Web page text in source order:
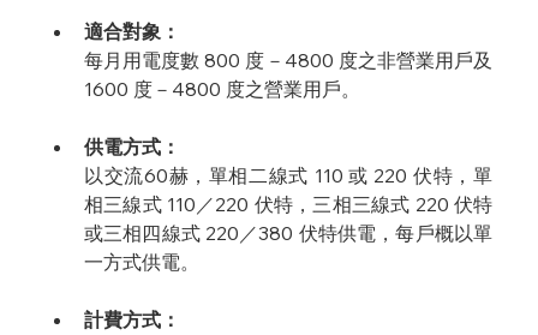
適合對象：
每月用電度數 800 度－4800 度之非營業用戶及
1600 度－4800 度之營業用戶。
供電方式：
以交流60赫，單相二線式 110 或 220 伏特，單
相三線式 110／220 伏特，三相三線式 220 伏特
或三相四線式 220／380 伏特供電，每戶概以單
一方式供電。
計費方式：